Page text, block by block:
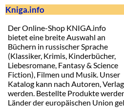
Kniga.info
Der Online-Shop KNIGA.info
bietet eine breite Auswahl an
Büchern in russischer Sprache
(Klassiker, Krimis, Kinderbücher,
Liebesromane, Fantasy & Science
Fiction), Filmen und Musik. Unser
Katalog kann nach Autoren,
werden. Bestellte Produkte
Länder der europäischen Union